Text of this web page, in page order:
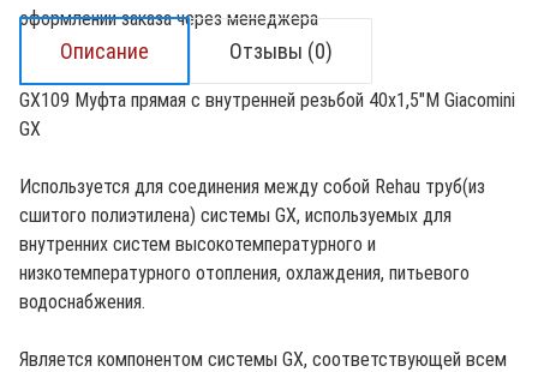
оформлении заказа через менеджера
Описание Отзывы (0)
GX109 Муфта прямая с внутренней резьбой 40х1,5"М Giacomini
GX
Используется для соединения между собой Rehau труб(из
сшитого полиэтилена) системы GX, используемых для
внутренних систем высокотемпературного и
низкотемпературного отопления, охлаждения, питьевого
водоснабжения.
Является компонентом системы GX, соответствующей всем